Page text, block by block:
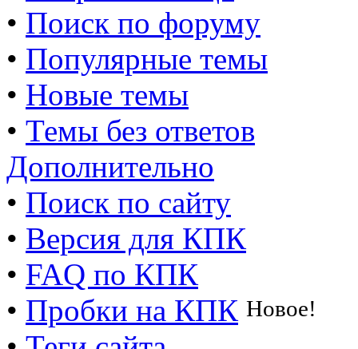
• Поиск по форуму
• Популярные темы
• Новые темы
• Темы без ответов
Дополнительно
• Поиск по сайту
• Версия для КПК
• FAQ по КПК
• Пробки на КПК Новое!